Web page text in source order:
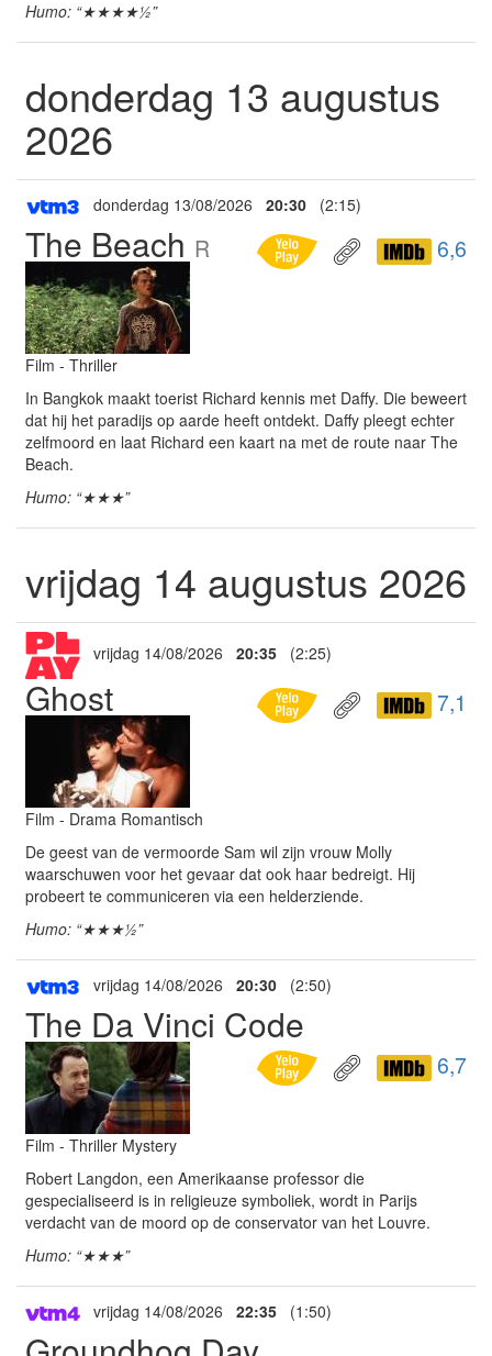
Humo: “★★★★½”
donderdag 13 augustus
2026
donderdag 13/08/2026 20:30 (2:15)
The Beach R 6,6
Film - Thriller
In Bangkok maakt toerist Richard kennis met Daffy. Die beweert
dat hij het paradijs op aarde heeft ontdekt. Daffy pleegt echter
zelfmoord en laat Richard een kaart na met de route naar The
Beach.
Humo: “★★★”
vrijdag 14 augustus 2026
vrijdag 14/08/2026 20:35 (2:25)
Ghost 7,1
Film - Drama Romantisch
De geest van de vermoorde Sam wil zijn vrouw Molly
waarschuwen voor het gevaar dat ook haar bedreigt. Hij
probeert te communiceren via een helderziende.
Humo: “★★★½”
vrijdag 14/08/2026 20:30 (2:50)
The Da Vinci Code
6,7
Film - Thriller Mystery
Robert Langdon, een Amerikaanse professor die
gespecialiseerd is in religieuze symboliek, wordt in Parijs
verdacht van de moord op de conservator van het Louvre.
Humo: “★★★”
vrijdag 14/08/2026 22:35 (1:50)